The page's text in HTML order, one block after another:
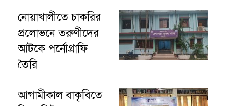
নোয়াখালীতে চাকরির
প্রলোভনে তরুণীদের
আটকে পর্নোগ্রাফি
তৈরি
আগামীকাল বাকৃবিতে